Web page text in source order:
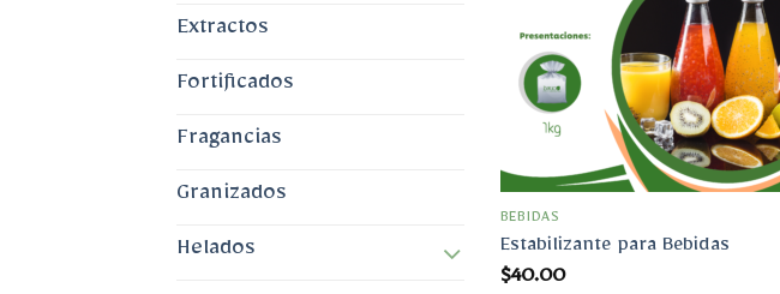
Extractos
Fortificados
Fragancias
Granizados
Helados
Añadir
a la
lista
de
deseos
BEBIDAS
Estabilizante para Bebidas
$40.00